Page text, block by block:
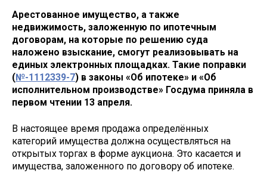
Арестованное имущество, а также
недвижимость, заложенную по ипотечным
договорам, на которые по решению суда
наложено взыскание, смогут реализовывать на
единых электронных площадках. Такие поправки
(№-1112339-7) в законы «Об ипотеке» и «Об
исполнительном производстве» Госдума приняла в
первом чтении 13 апреля.
В настоящее время продажа определённых
категорий имущества должна осуществляться на
открытых торгах в форме аукциона. Это касается и
имущества, заложенного по договору об ипотеке.